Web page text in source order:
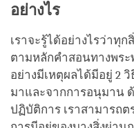
อย่างไร
เราจะรู้ได้อย่างไรว่าทุ
ตามหลักคำสอนทางพร
อย่างมีเหตุผลได้มีอยู่ 2
มาและจากการอนุมาน
ปฏิบัติการ เราสามารถ